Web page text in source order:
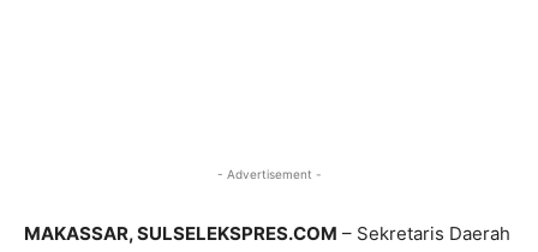
- Advertisement -
MAKASSAR, SULSELEKSPRES.COM – Sekretaris Daerah